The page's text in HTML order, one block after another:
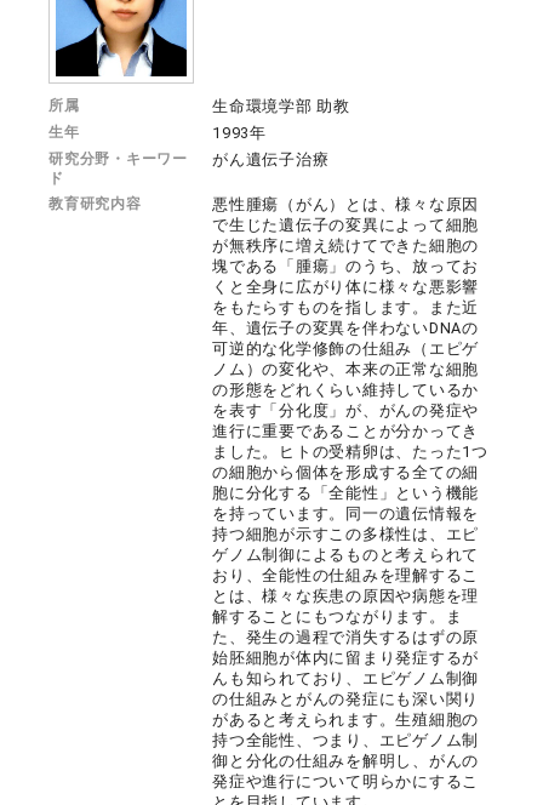
所属 生命環境学部 助教
生年 1993年
研究分野・キーワー
ド
がん遺伝子治療
教育研究内容
悪性腫瘍（がん）とは、様々な原因
で生じた遺伝子の変異によって細胞
が無秩序に増え続けてできた細胞の
塊である「腫瘍」のうち、放ってお
くと全身に広がり体に様々な悪影響
をもたらすものを指します。また近
年、遺伝子の変異を伴わないDNAの
可逆的な化学修飾の仕組み（エピゲ
ノム）の変化や、本来の正常な細胞
の形態をどれくらい維持しているか
を表す「分化度」が、がんの発症や
進行に重要であることが分かってき
ました。ヒトの受精卵は、たった1つ
の細胞から個体を形成する全ての細
胞に分化する「全能性」という機能
を持っています。同一の遺伝情報を
持つ細胞が示すこの多様性は、エピ
ゲノム制御によるものと考えられて
おり、全能性の仕組みを理解するこ
とは、様々な疾患の原因や病態を理
解することにもつながります。ま
た、発生の過程で消失するはずの原
始胚細胞が体内に留まり発症するが
んも知られており、エピゲノム制御
の仕組みとがんの発症にも深い関り
があると考えられます。生殖細胞の
持つ全能性、つまり、エピゲノム制
御と分化の仕組みを解明し、がんの
発症や進行について明らかにするこ